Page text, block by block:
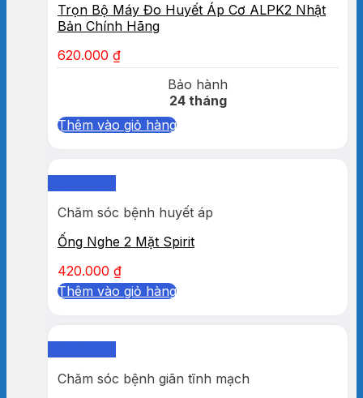
Trọn Bộ Máy Đo Huyết Áp Cơ ALPK2 Nhật
Bản Chính Hãng
620.000 ₫
Bảo hành
24 tháng
Thêm vào giỏ hàng
Chăm sóc bệnh huyết áp
Ống Nghe 2 Mặt Spirit
420.000 ₫
Thêm vào giỏ hàng
Chăm sóc bệnh giãn tĩnh mạch